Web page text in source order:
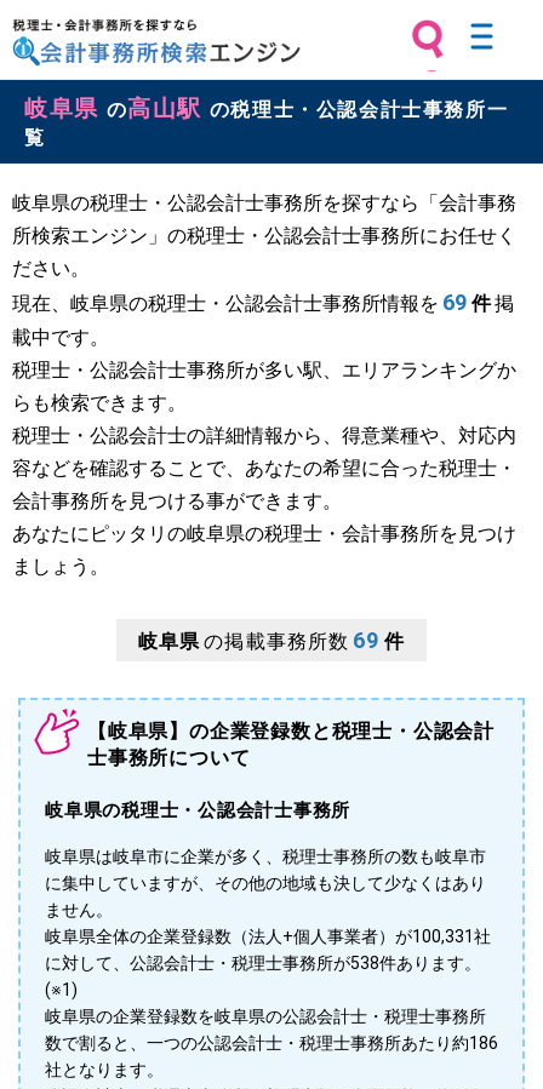
税理士・会計事務所を探すなら 会計
事務所検索エンジン
岐阜県 の高山駅 の税理士・公認会計士事務所一
覧
岐阜県の税理士・公認会計士事務所を探すなら「会計事務
所検索エンジン」の税理士・公認会計士事務所にお任せく
ださい。
現在、岐阜県の税理士・公認会計士事務所情報を 69 件掲
載中です。
税理士・公認会計士事務所が多い駅、エリアランキングか
らも検索できます。
税理士・公認会計士の詳細情報から、得意業種や、対応内
容などを確認することで、あなたの希望に合った税理士・
会計事務所を見つける事ができます。
あなたにピッタリの岐阜県の税理士・会計事務所を見つけ
ましょう。
岐阜県の掲載事務所数 69 件
【岐阜県】の企業登録数と税理士・公認会計
士事務所について
岐阜県の税理士・公認会計士事務所
岐阜県は岐阜市に企業が多く、税理士事務所の数も岐阜市
に集中していますが、その他の地域も決して少なくはあり
ません。
岐阜県全体の企業登録数（法人+個人事業者）が100,331社
に対して、公認会計士・税理士事務所が538件あります。
(※1)
岐阜県の企業登録数を岐阜県の公認会計士・税理士事務所
数で割ると、一つの公認会計士・税理士事務所あたり約186
社となります。